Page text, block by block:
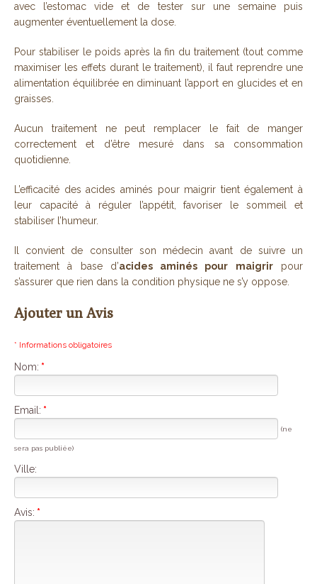
avec l’estomac vide et de tester sur une semaine puis
augmenter éventuellement la dose.
Pour stabiliser le poids après la fin du traitement (tout comme
maximiser les effets durant le traitement), il faut reprendre une
alimentation équilibrée en diminuant l’apport en glucides et en
graisses.
Aucun traitement ne peut remplacer le fait de manger
correctement et d’être mesuré dans sa consommation
quotidienne.
L’efficacité des acides aminés pour maigrir tient également à
leur capacité à réguler l’appétit, favoriser le sommeil et
stabiliser l’humeur.
Il convient de consulter son médecin avant de suivre un
traitement à base d’acides aminés pour maigrirpour
s’assurer que rien dans la condition physique ne s’y oppose.
Ajouter un Avis
* Informations obligatoires
Nom: *
Email: *
(ne
sera pas publiée)
Ville:
Avis: *